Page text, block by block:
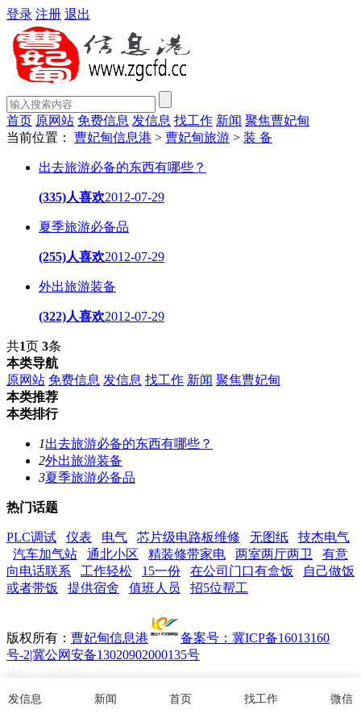
登录 注册 退出
首页 原网站 免费信息 发信息 找工作 新闻 聚焦曹妃甸
当前位置： 曹妃甸信息港 > 曹妃甸旅游 > 装 备
出去旅游必备的东西有哪些？
(335)人喜欢2012-07-29
夏季旅游必备品
(255)人喜欢2012-07-29
外出旅游装备
(322)人喜欢2012-07-29
共1页 3条
本类导航
原网站 免费信息 发信息 找工作 新闻 聚焦曹妃甸
本类推荐
本类排行
1出去旅游必备的东西有哪些？
2外出旅游装备
3夏季旅游必备品
热门话题
PLC调试 仪表 电气 芯片级电路板维修 无图纸
技杰电气
汽车加气站
通北小区 精装修带家电 两室两厅两卫
有意
向电话联系
工作轻松 15一份 在公司门口有盒饭
自己做饭
或者带饭
提供宿舍 值班人员 招5位帮工
版权所有： 曹妃甸信息港
备案号：冀ICP备16013160
号-2|冀公网安备13020902000135号
发信息 新闻 首页 找工作 微信